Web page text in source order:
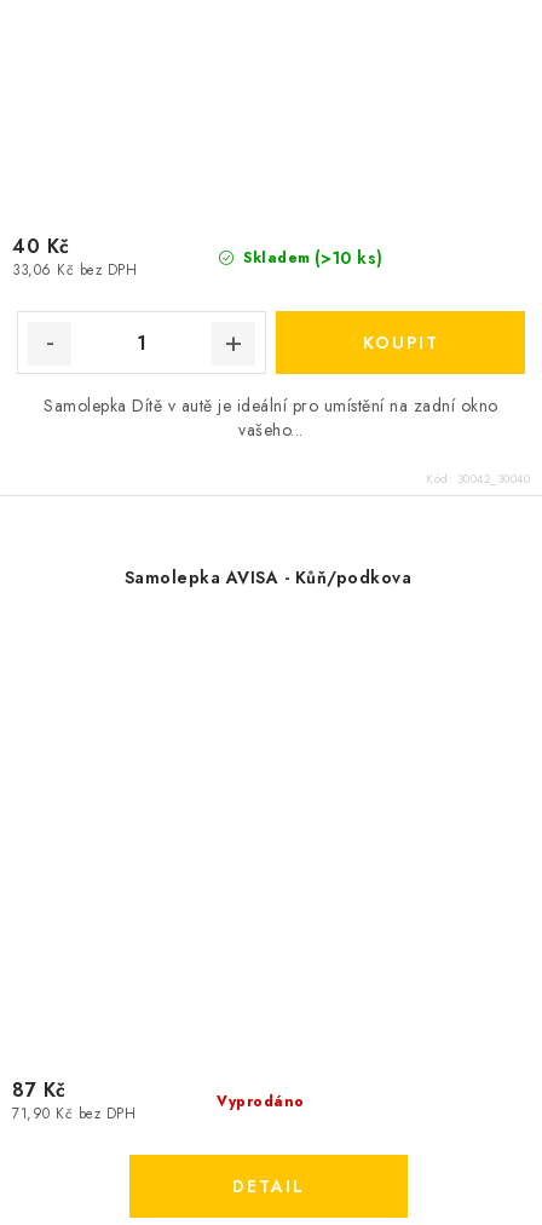
Skladem (>10 ks)
33,06 Kč bez DPH
40 Kč
Samolepka Dítě v autě je ideální pro umístění na zadní okno
vašeho...
Kód: 30042_30040
Samolepka AVISA - Kůň/podkova
Vyprodáno
71,90 Kč bez DPH
87 Kč